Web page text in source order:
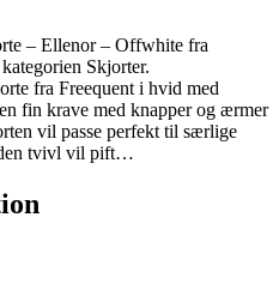
– Ellenor – Offwhite fra
Skjorter.
fra Freequent i hvid med
fin krave med knapper og ærmer
vil passe perfekt til særlige
tvivl vil pift…